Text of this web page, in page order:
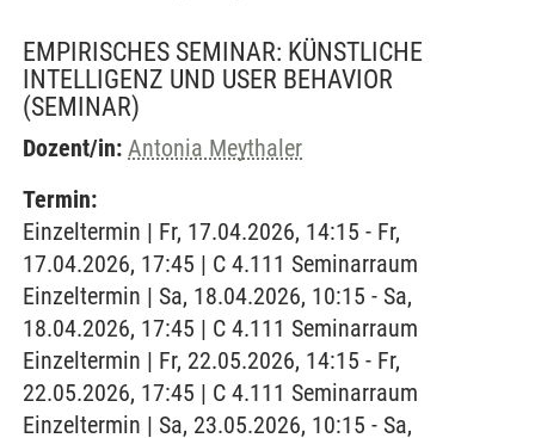
EMPIRISCHES SEMINAR: KÜNSTLICHE
INTELLIGENZ UND USER BEHAVIOR
(SEMINAR)
Dozent/in: Antonia Meythaler
Termin:
Einzeltermin | Fr, 17.04.2026, 14:15 - Fr,
17.04.2026, 17:45 | C 4.111 Seminarraum
Einzeltermin | Sa, 18.04.2026, 10:15 - Sa,
18.04.2026, 17:45 | C 4.111 Seminarraum
Einzeltermin | Fr, 22.05.2026, 14:15 - Fr,
22.05.2026, 17:45 | C 4.111 Seminarraum
Einzeltermin | Sa, 23.05.2026, 10:15 - Sa,